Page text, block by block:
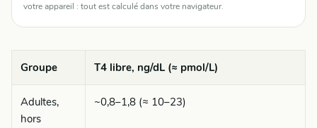
votre appareil : tout est calculé dans votre navigateur.
Groupe T4 libre, ng/dL (≈ pmol/L)
Adultes,
hors
~0,8–1,8 (≈ 10–23)